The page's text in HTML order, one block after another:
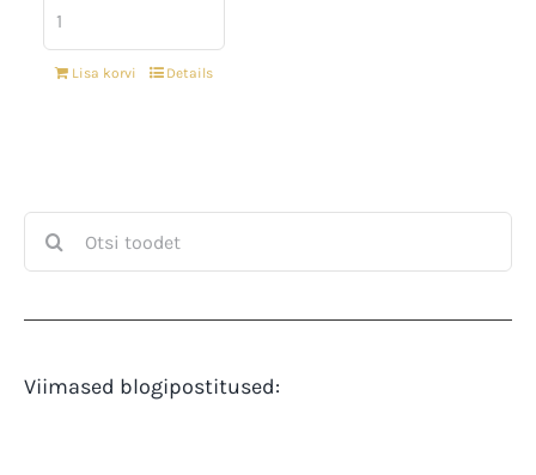
Viimased blogipostitused:
Lisa korvi Details